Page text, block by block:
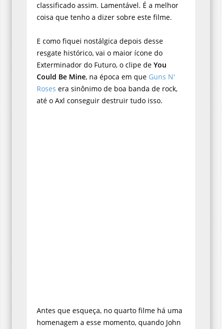
classificado assim. Lamentável. É a melhor
coisa que tenho a dizer sobre este filme.
E como fiquei nostálgica depois desse
resgate histórico, vai o maior ícone do
Exterminador do Futuro, o clipe de You
Could Be Mine, na época em que Guns N'
Roses era sinônimo de boa banda de rock,
até o Axl conseguir destruir tudo isso.
Antes que esqueça, no quarto filme há uma
homenagem a esse momento, quando John